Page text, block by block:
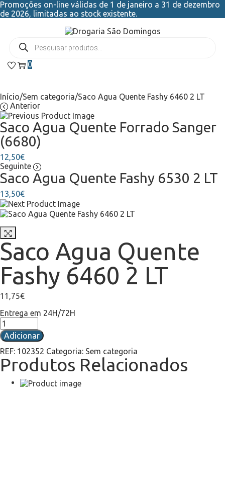
Promoções on-line válidas de 1 de janeiro a 31 de dezembro
de 2026, limitadas ao stock existente.
0
Início/Sem categoria/Saco Agua Quente Fashy 6460 2 LT
Anterior
Saco Agua Quente Forrado Sanger
(6680)
12,50€
Seguinte
Saco Agua Quente Fashy 6530 2 LT
13,50€
Saco Agua Quente
Fashy 6460 2 LT
11,75€
Entrega em 24H/72H
Adicionar
REF: 102352 Categoria: Sem categoria
Produtos Relacionados